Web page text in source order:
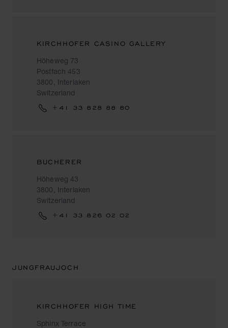
KIRCHHOFER CASINO GALLERY
Höheweg 73
Postfach 453
3800, Interlaken
Switzerland
+41 33 828 88 80
BUCHERER
Höheweg 43
3800, Interlaken
Switzerland
+41 33 826 02 02
JUNGFRAUJOCH
KIRCHHOFER HIGH TIME
Sphinx Terrace